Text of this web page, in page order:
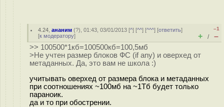
4.24 ,ананим (?), 01:43, 03/01/2013 [^] [^^] [^^^] [ответить]
[к модератору]
–1
+ / –
>> 100500*1кб=100500кб=100,5мб
>Не учтен размер блоков ФС (if any) и оверхед от
метаданных. Да, это вам не школа :)
учитывать оверхед от размера блока и метаданных
при соотношениях ~100мб на ~1Тб будет только
параноик.
да и то при обострении.